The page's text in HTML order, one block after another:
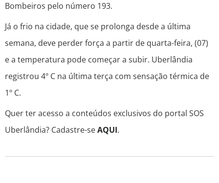
Bombeiros pelo número 193.
Já o frio na cidade, que se prolonga desde a última
semana, deve perder força a partir de quarta-feira, (07)
e a temperatura pode começar a subir. Uberlândia
registrou 4º C na última terça com sensação térmica de
1º C.
Quer ter acesso a conteúdos exclusivos do portal SOS
Uberlândia? Cadastre-seAQUI.